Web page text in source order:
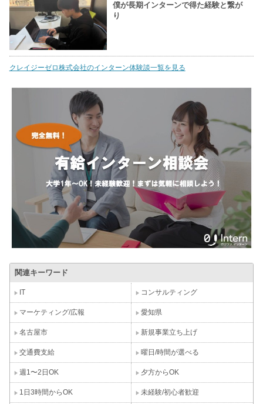
僕が長期インターンで得た経験と繋が
り
クレイジーゼロ株式会社のインターン体験談一覧を見る
関連キーワード
IT コンサルティング
マーケティング/広報 愛知県
名古屋市 新規事業立ち上げ
交通費支給 曜日/時間が選べる
週1〜2日OK 夕方からOK
1日3時間からOK 未経験/初心者歓迎